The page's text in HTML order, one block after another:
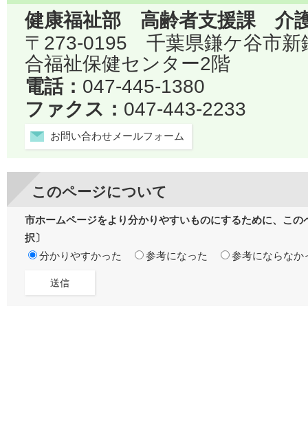
健康福祉部 高齢者支援課 介
〒273-0195 千葉県鎌ケ谷市
合福祉保健センター2階
電話： 047-445-1380
ファクス： 047-443-2233
お問い合わせメールフォーム
このページについて
市ホームページをより分かりやすいものにするために、こ
択〕
分かりやすかった
参考になった 参考にならなか